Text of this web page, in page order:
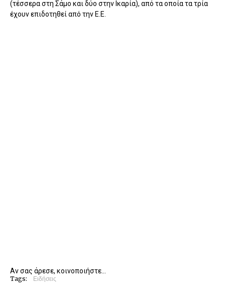
(τέσσερα στη Σάμο και δύο στην Ικαρία), από τα οποία τα τρία
έχουν επιδοτηθεί από την Ε.Ε.
Αν σας άρεσε, κοινοποιήστε...
Tags: Ειδήσεις